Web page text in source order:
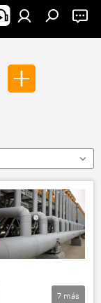
7 más